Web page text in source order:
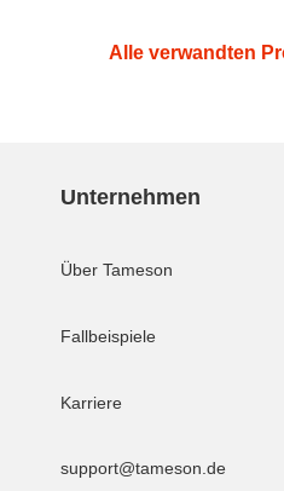
Alle verwandten
Unternehmen
Über Tameson
Fallbeispiele
Karriere
support@tameson.de